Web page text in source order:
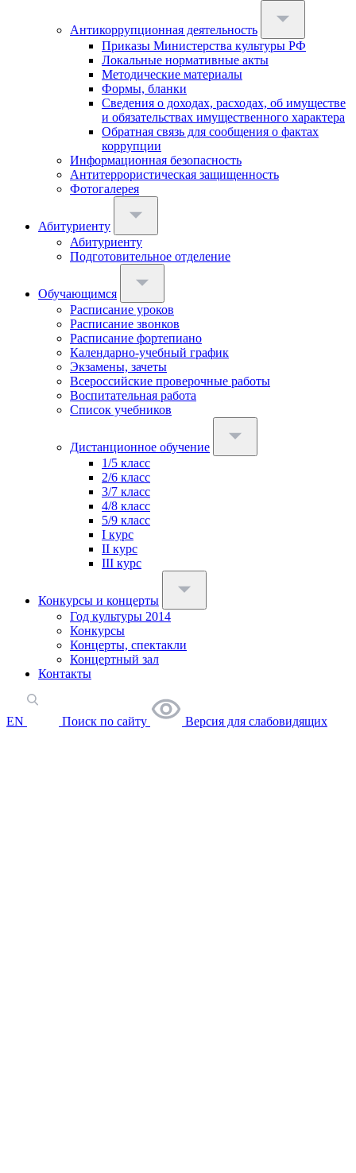
Антикоррупционная деятельность
Приказы Министерства культуры РФ
Локальные нормативные акты
Методические материалы
Формы, бланки
Сведения о доходах, расходах, об имуществе
и обязательствах имущественного характера
Обратная связь для сообщения о фактах
коррупции
Информационная безопасность
Антитеррористическая защищенность
Фотогалерея
Абитуриенту
Абитуриенту
Подготовительное отделение
Обучающимся
Расписание уроков
Расписание звонков
Расписание фортепиано
Календарно-учебный график
Экзамены, зачеты
Всероссийские проверочные работы
Воспитательная работа
Список учебников
Дистанционное обучение
1/5 класс
2/6 класс
3/7 класс
4/8 класс
5/9 класс
I курс
II курс
III курс
Конкурсы и концерты
Год культуры 2014
Конкурсы
Концерты, спектакли
Концертный зал
Контакты
EN Поиск по сайту Версия для слабовидящих